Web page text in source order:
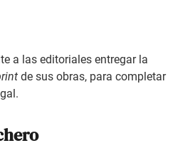
a las editoriales entregar la
de sus obras, para completar